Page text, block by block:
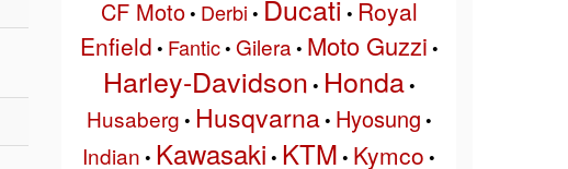
CF Moto• Derbi • Ducati • Royal
Enfield • Fantic• Gilera • Moto Guzzi •
Harley-Davidson • Honda•
Husaberg • Husqvarna• Hyosung •
Indian • Kawasaki • KTM • Kymco •